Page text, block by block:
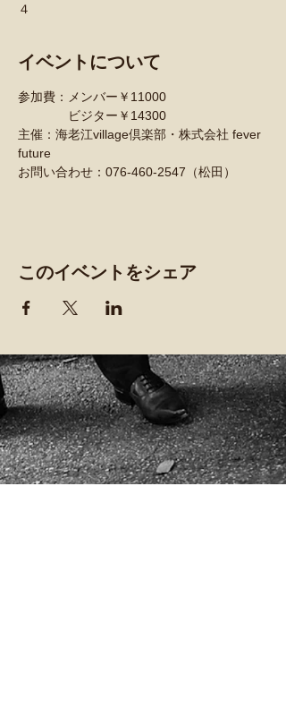
４
イベントについて
参加費：メンバー￥11000
ビジター￥14300
主催：海老江village倶楽部・株式会社 fever
future
お問い合わせ：076-460-2547（松田）
このイベントをシェア